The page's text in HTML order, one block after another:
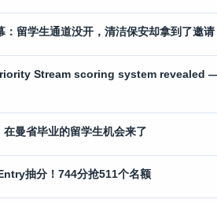
：留学生通道没开，清洁保安却拿到了邀请
Stream scoring system revealed
曼省毕业的留学生机会来了
抽分！744分抢511个名额